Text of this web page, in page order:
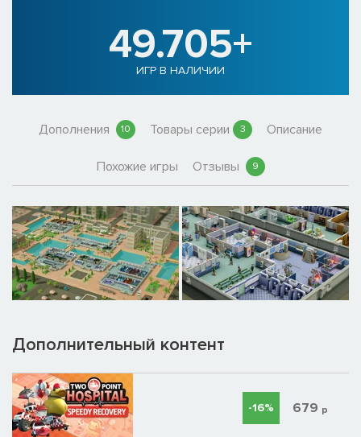
49.705+
ИГР В НАЛИЧИИ
Дополнения 10 Товары серии 3 Описание
Похожие игры Отзывы 9
Дополнительный контент
-16% 679 р